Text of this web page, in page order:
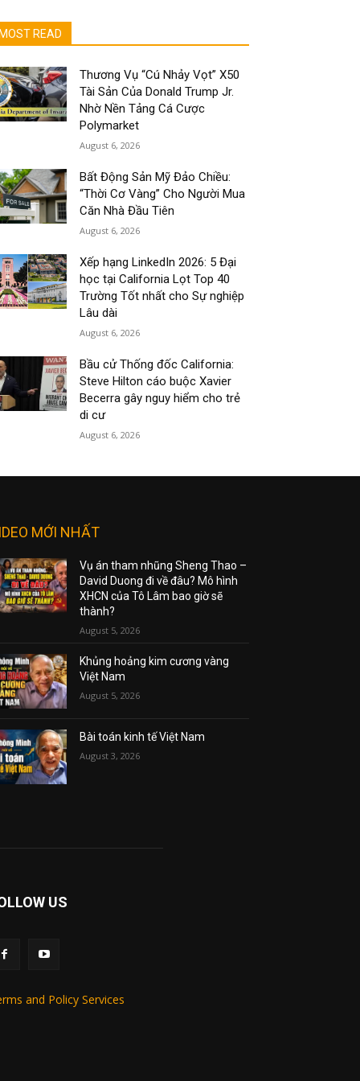
MOST READ
Thương Vụ “Cú Nhảy Vọt” X50
Tài Sản Của Donald Trump Jr.
Nhờ Nền Tảng Cá Cược
Polymarket
August 6, 2026
Bất Động Sản Mỹ Đảo Chiều:
“Thời Cơ Vàng” Cho Người Mua
Căn Nhà Đầu Tiên
August 6, 2026
Xếp hạng LinkedIn 2026: 5 Đại
học tại California Lọt Top 40
Trường Tốt nhất cho Sự nghiệp
Lâu dài
August 6, 2026
Bầu cử Thống đốc California:
Steve Hilton cáo buộc Xavier
Becerra gây nguy hiểm cho trẻ
di cư
August 6, 2026
MỚI NHẤT
Vụ án tham nhũng Sheng Thao –
David Duong đi về đâu? Mô hình
XHCN của Tô Lâm bao giờ sẽ
thành?
August 5, 2026
Khủng hoảng kim cương vàng
Việt Nam
August 5, 2026
Bài toán kinh tế Việt Nam
August 3, 2026
US
and Policy Services